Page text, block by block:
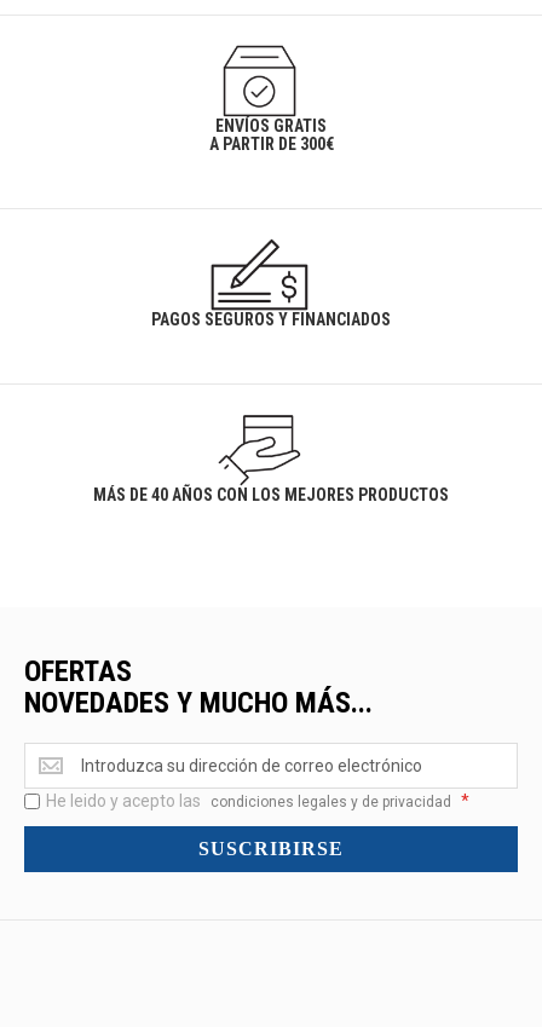
ENVÍOS GRATIS
A PARTIR DE 300€
PAGOS SEGUROS Y FINANCIADOS
MÁS DE 40 AÑOS CON LOS MEJORES PRODUCTOS
OFERTAS
NOVEDADES Y MUCHO MÁS...
Ofertas
<br>Novedades
y
mucho
He leido y acepto las condiciones legales y de privacidad *
SUSCRIBIRSE